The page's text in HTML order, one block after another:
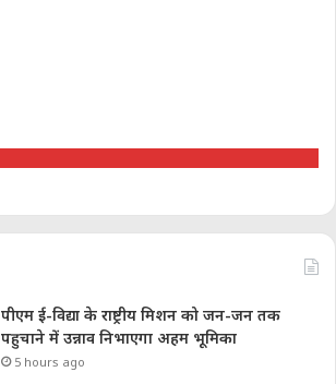
पीएम ई-विद्या के राष्ट्रीय मिशन को जन-जन तक
पहुचाने में उन्नाव निभाएगा अहम भूमिका
5 hours ago